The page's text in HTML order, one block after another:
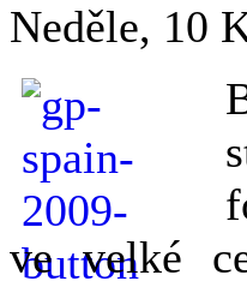
Neděle, 10
ve velké